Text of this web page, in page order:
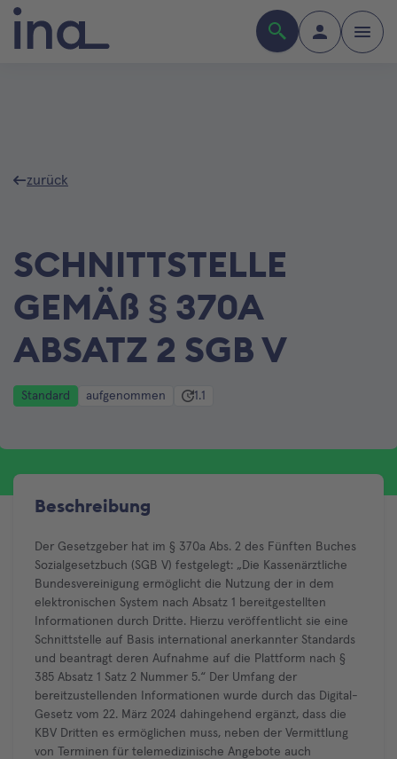
zurück
SCHNITTSTELLE
GEMÄß § 370A
ABSATZ 2 SGB V
Standard aufgenommen 1.1
Beschreibung
Der Gesetzgeber hat im § 370a Abs. 2 des Fünften Buches
Sozialgesetzbuch (SGB V) festgelegt: „Die Kassenärztliche
Bundesvereinigung ermöglicht die Nutzung der in dem
elektronischen System nach Absatz 1 bereitgestellten
Informationen durch Dritte. Hierzu veröffentlicht sie eine
Schnittstelle auf Basis international anerkannter Standards
und beantragt deren Aufnahme auf die Plattform nach §
385 Absatz 1 Satz 2 Nummer 5.“ Der Umfang der
bereitzustellenden Informationen wurde durch das Digital-
Gesetz vom 22. März 2024 dahingehend ergänzt, dass die
KBV Dritten es ermöglichen muss, neben der Vermittlung
von Terminen für telemedizinische Angebote auch